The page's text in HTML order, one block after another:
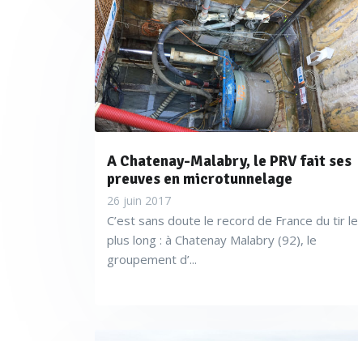
A Chatenay-Malabry, le PRV fait ses
preuves en microtunnelage
26 juin 2017
C’est sans doute le record de France du tir le
plus long : à Chatenay Malabry (92), le
groupement d’...